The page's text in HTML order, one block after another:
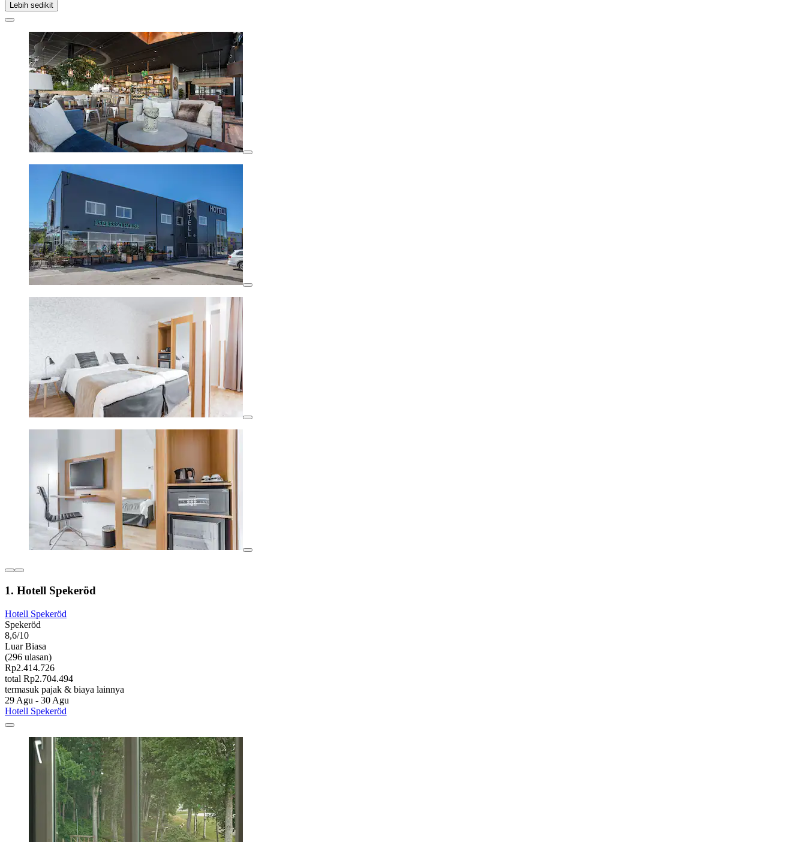
Lebih sedikit
1. Hotell Spekeröd
Hotell Spekeröd
Spekeröd
8,6/10
Luar Biasa
(296 ulasan)
Rp2.414.726
total Rp2.704.494
termasuk pajak & biaya lainnya
29 Agu - 30 Agu
Hotell Spekeröd